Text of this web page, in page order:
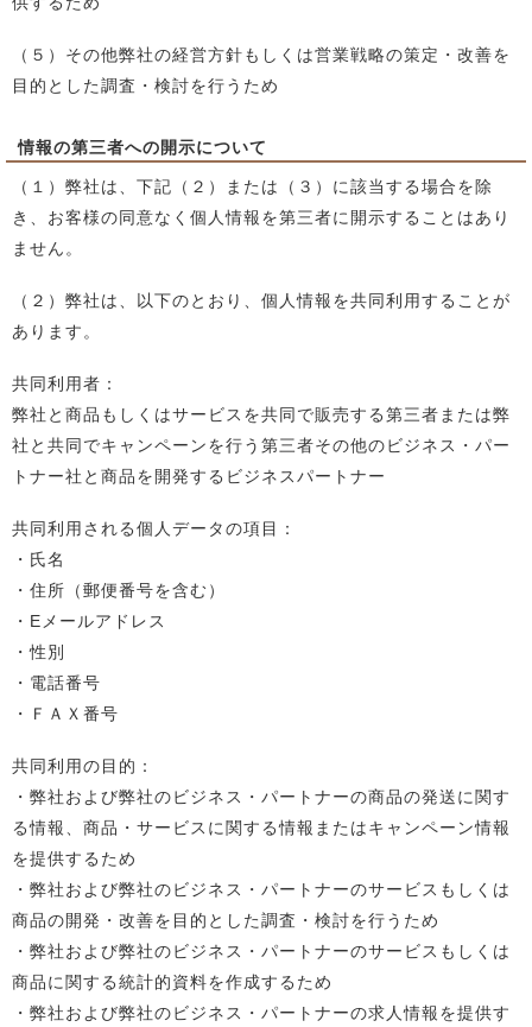
（５）その他弊社の経営方針もしくは営業戦略の策定・改善を
目的とした調査・検討を行うため
情報の第三者への開示について
（１）弊社は、下記（２）または（３）に該当する場合を除
き、お客様の同意なく個人情報を第三者に開示することはあり
ません。
（２）弊社は、以下のとおり、個人情報を共同利用することが
あります。
共同利用者：
弊社と商品もしくはサービスを共同で販売する第三者または弊
社と共同でキャンペーンを行う第三者その他のビジネス・パー
トナー社と商品を開発するビジネスパートナー
共同利用される個人データの項目：
・氏名
・住所（郵便番号を含む）
・Eメールアドレス
・性別
・電話番号
・ＦＡＸ番号
共同利用の目的：
・弊社および弊社のビジネス・パートナーの商品の発送に関す
る情報、商品・サービスに関する情報またはキャンペーン情報
を提供するため
・弊社および弊社のビジネス・パートナーのサービスもしくは
商品の開発・改善を目的とした調査・検討を行うため
・弊社および弊社のビジネス・パートナーのサービスもしくは
商品に関する統計的資料を作成するため
・弊社および弊社のビジネス・パートナーの求人情報を提供す